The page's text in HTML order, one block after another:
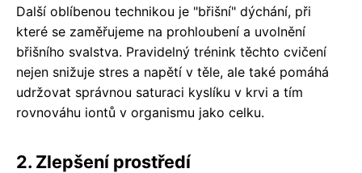
Další oblíbenou technikou je "břišní" dýchání, při
které se zaměřujeme na prohloubení a uvolnění
břišního svalstva. Pravidelný trénink těchto cvičení
nejen snižuje stres a napětí v těle, ale také pomáhá
udržovat správnou saturaci kyslíku v krvi a tím
rovnováhu iontů v organismu jako celku.
2. Zlepšení prostředí